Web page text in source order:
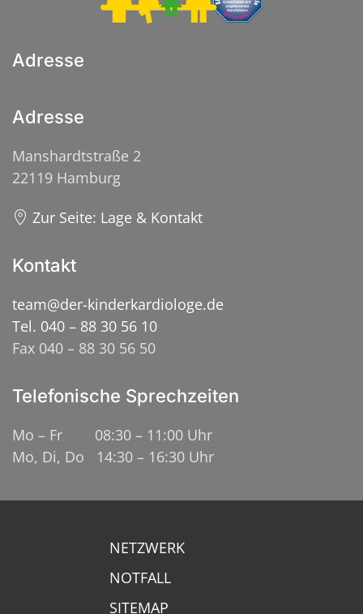
Adresse
Adresse
Manshardtstraße 2
22119 Hamburg
Zur Seite: Lage & Kontakt
Kontakt
team@der-kinderkardiologe.de
Tel. 040 – 88 30 56 10
Fax 040 – 88 30 56 50
Telefonische Sprechzeiten
Mo – Fr 08:30 – 11:00 Uhr
Mo, Di, Do 14:30 – 16:30 Uhr
NETZWERK
NOTFALL
SITEMAP